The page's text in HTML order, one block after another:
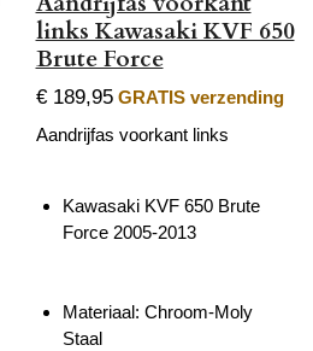
links Kawasaki KVF 650
Brute Force
€ 189,95 GRATIS verzending
Aandrijfas voorkant links
Kawasaki KVF 650 Brute
Force 2005-2013
Materiaal: Chroom-Moly
Staal